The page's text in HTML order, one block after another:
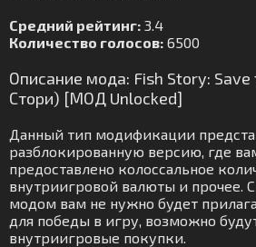
Средний рейтинг: 3.4
Количество голосов: 6500
Описание мода: Fish Story:
Стори) [МОД Unlocked]
Данный тип модификации
разблокированную версию, где
предоставлено колоссальное
внутриигровой валюты и прочее.
модом вам не нужно будет
для победы в игру, возможно
внутриигровые покупки.